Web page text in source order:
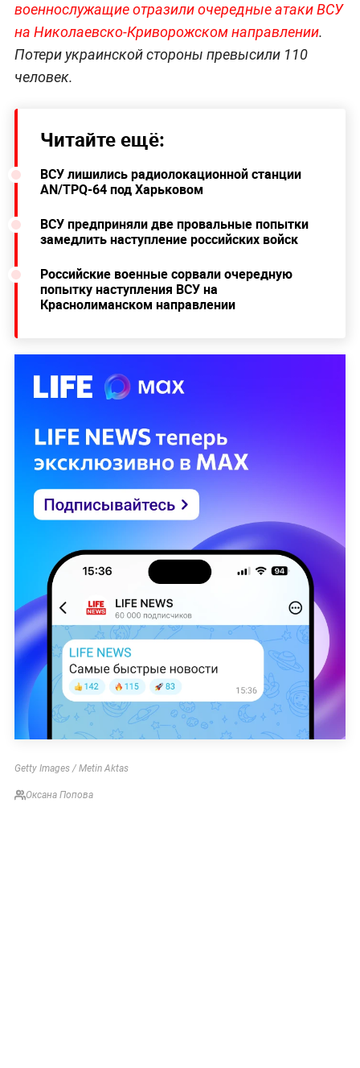
военнослужащие отразили очередные атаки ВСУ
на Николаевско-Криворожском направлении.
Потери украинской стороны превысили 110
человек.
Читайте ещё:
ВСУ лишились радиолокационной станции
AN/TPQ-64 под Харьковом
ВСУ предприняли две провальные попытки
замедлить наступление российских войск
Российские военные сорвали очередную
попытку наступления ВСУ на
Краснолиманском направлении
Getty Images / Metin Aktas
Оксана Попова